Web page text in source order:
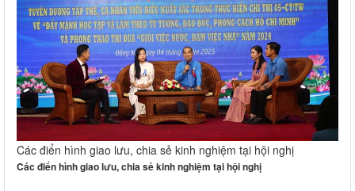
Các điển hình giao lưu, chia sẻ kinh nghiệm tại hội nghị
Các điển hình giao lưu, chia sẻ kinh nghiệm tại hội nghị